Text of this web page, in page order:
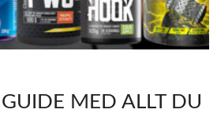
MED ALLT DU